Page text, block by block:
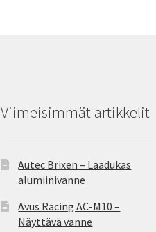
Viimeisimmät artikkelit
Autec Brixen – Laadukas
alumiinivanne
Avus Racing AC-M10 –
Näyttävä vanne